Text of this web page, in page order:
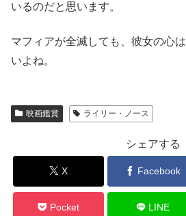
いるのだと思います。
マフィアが全滅しても、彼女の心
いよね。
映画鑑賞 ライリー・ノース
シェアする
X Facebook
Pocket LINE